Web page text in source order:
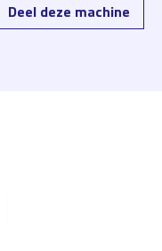
Deel deze machine